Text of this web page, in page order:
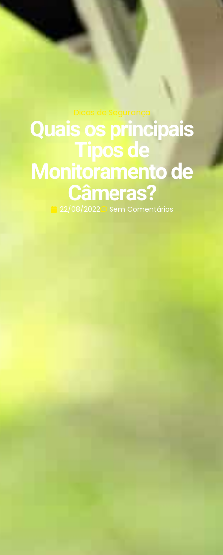
Dicas de Segurança
Quais os principais
Tipos de
Monitoramento de
Câmeras?
22/08/2022 Sem Comentários